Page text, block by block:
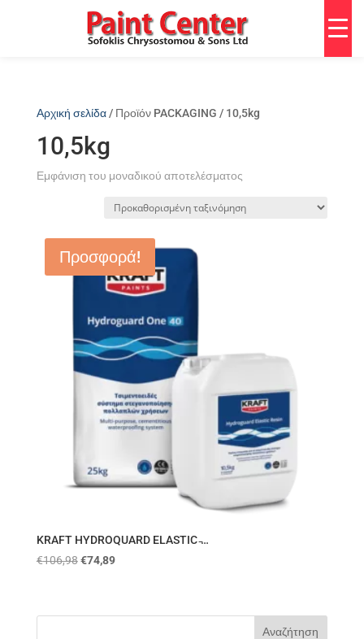
Αρχική σελίδα/ Προϊόν PACKAGING / 10,5kg
10,5kg
Εμφάνιση του μοναδικού αποτελέσματος
Προσφορά!
KRAFT HYDROQUARD ELASTIC ̵…
€106,98 €74,89
Αναζήτηση